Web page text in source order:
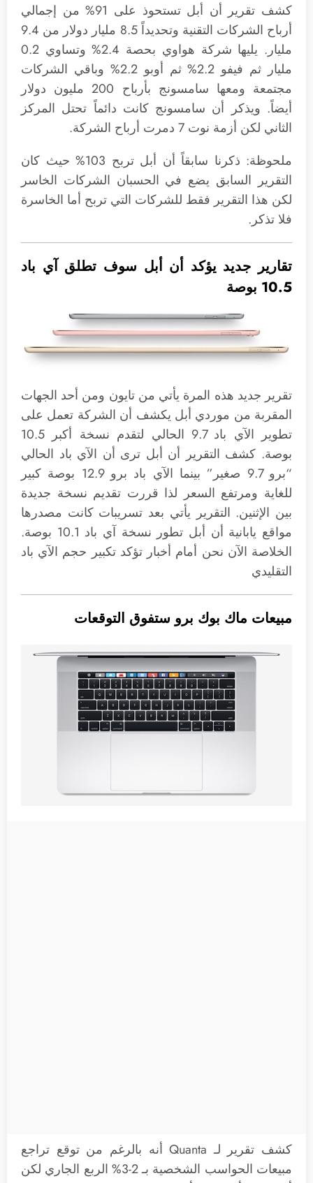
كشف تقرير أن أبل تستحوذ على 91% من إجمالي
أرباح الشركات التقنية وتحديداً 8.5 مليار دولار من 9.4
مليار. يليها شركة هواوي بحصة 2.4% وتساوي 0.2
مليار ثم فيفو 2.2% ثم أوبو 2.2% وباقي الشركات
مجتمعة ومعها سامسونج بأرباح 200 مليون دولار
أيضاً. ويذكر أن سامسونج كانت دائماً تحتل المركز
الثاني لكن أزمة نوت 7 دمرت أرباح الشركة.
ملحوظة: ذكرنا سابقاً أن أبل تربح 103% حيث كان
التقرير السابق يضع في الحسبان الشركات الخاسر
لكن هذا التقرير فقط للشركات التي تربح أما الخاسرة
فلا تذكر.
تقارير جديد يؤكد أن أبل سوف تطلق آي باد
10.5 بوصة
تقرير جديد هذه المرة يأتي من تايون ومن أحد الجهات
المقربة من موردي أبل يكشف أن الشركة تعمل على
تطوير الآي باد 9.7 الحالي لتقدم نسخة أكبر 10.5
بوصة. كشف التقرير أن أبل ترى أن الآي باد الحالي
“برو 9.7 صغير” بينما الآي باد برو 12.9 بوصة كبير
للغاية ومرتفع السعر لذا قررت تقديم نسخة جديدة
بين الإثنين. التقرير يأتي بعد تسريبات كانت مصدرها
مواقع يابانية أن أبل تطور نسخة آي باد 10.1 بوصة.
الخلاصة الآن نحن أمام أخبار تؤكد تكبير حجم الآي باد
التقليدي
مبيعات ماك بوك برو ستفوق التوقعات
كشف تقرير لـ Quanta أنه بالرغم من توقع تراجع
مبيعات الحواسب الشخصية بـ 2-3% الربع الجاري لكن